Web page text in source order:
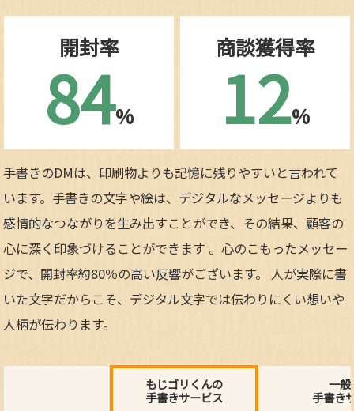
開封率
84%
商談獲得率
12%
手書きのDMは、印刷物よりも記憶に残りやすいと言われて
います。手書きの文字や絵は、デジタルなメッセージよりも
感情的なつながりを生み出すことができ、その結果、顧客の
心に深く印象づけることができます 。心のこもったメッセー
ジで、開封率約80％の高い反響がございます。 人が実際に書
いた文字だからこそ、デジタル文字では伝わりにくい想いや
人柄が伝わります。
もじゴリくんの
手書きサービス
一般
手書き